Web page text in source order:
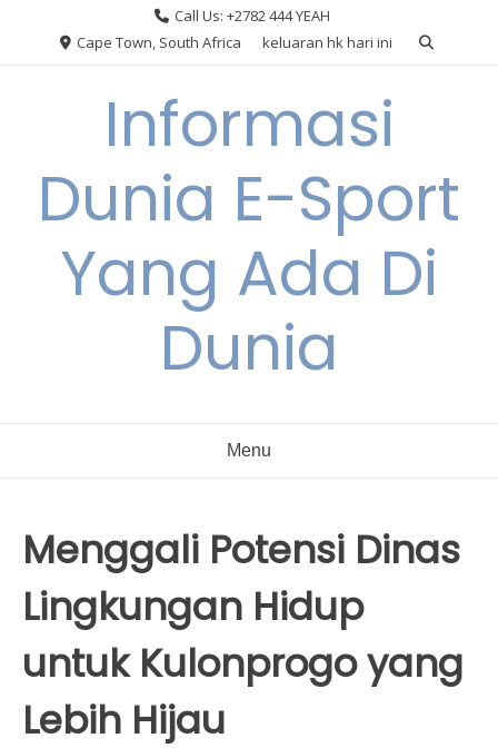
Call Us: +2782 444 YEAH
Cape Town, South Africa
keluaran hk hari ini
Informasi
Dunia E-Sport
Yang Ada Di
Dunia
Menu
Menggali Potensi Dinas
Lingkungan Hidup
untuk Kulonprogo yang
Lebih Hijau